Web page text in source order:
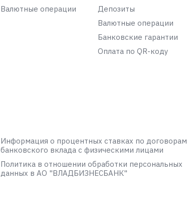
Валютные операции
Депозиты
Валютные операции
Банковские гарантии
Оплата по QR-коду
Информация о процентных ставках по договорам
банковского вклада с физическими лицами
Политика в отношении обработки персональных
данных в АО "ВЛАДБИЗНЕСБАНК"